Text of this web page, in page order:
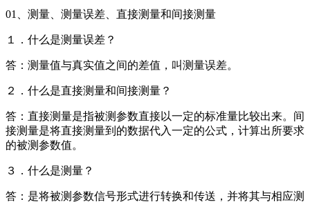
01、测量、测量误差、直接测量和间接测量
１．什么是测量误差？
答：测量值与真实值之间的差值，叫测量误差。
２．什么是直接测量和间接测量？
答：直接测量是指被测参数直接以一定的标准量比较出来。间
接测量是将直接测量到的数据代入一定的公式，计算出所要求
的被测参数值。
３．什么是测量？
答：是将被测参数信号形式进行转换和传送，并将其与相应测